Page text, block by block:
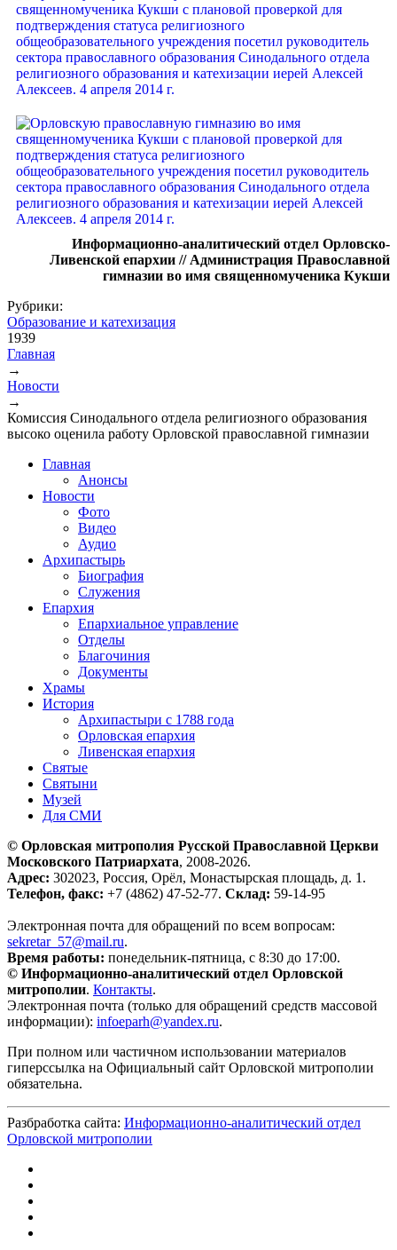
Информационно-аналитический отдел Орловско-
Ливенской епархии // Администрация Православной
гимназии во имя священномученика Кукши
Рубрики:
Образование и катехизация
1939
Вы здесь
Главная
→
Новости
→
Комиссия Синодального отдела религиозного образования
высоко оценила работу Орловской православной гимназии
Главная
Анонсы
Новости
Фото
Видео
Аудио
Архипастырь
Биография
Служения
Епархия
Епархиальное управление
Отделы
Благочиния
Документы
Храмы
История
Архипастыри с 1788 года
Орловская епархия
Ливенская епархия
Святые
Святыни
Музей
Для СМИ
© Орловская митрополия Русской Православной Церкви
Московского Патриархата, 2008-2026.
Адрес: 302023, Россия, Орёл, Монастырская площадь, д. 1.
Телефон, факс: +7 (4862) 47-52-77. Склад: 59-14-95
Электронная почта для обращений по всем вопросам:
sekretar_57@mail.ru.
Время работы: понедельник-пятница, с 8:30 до 17:00.
© Информационно-аналитический отдел Орловской
митрополии. Контакты.
Электронная почта (только для обращений средств массовой
информации): infoeparh@yandex.ru.
При полном или частичном использовании материалов
гиперссылка на Официальный сайт Орловской митрополии
обязательна.
Разбработка сайта: Информационно-аналитический отдел
Орловской митрополии